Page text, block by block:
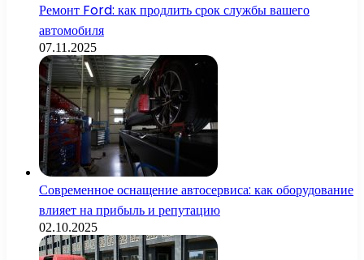
Ремонт Ford: как продлить срок службы вашего
автомобиля
07.11.2025
Современное оснащение автосервиса: как оборудование
влияет на прибыль и репутацию
02.10.2025